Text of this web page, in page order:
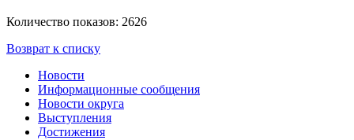
Количество показов: 2626
Возврат к списку
Новости
Информационные сообщения
Новости округа
Выступления
Достижения